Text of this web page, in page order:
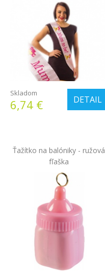
DETAIL
Skladom
6,74 €
Ťažítko na balóniky - ružová
fľaška